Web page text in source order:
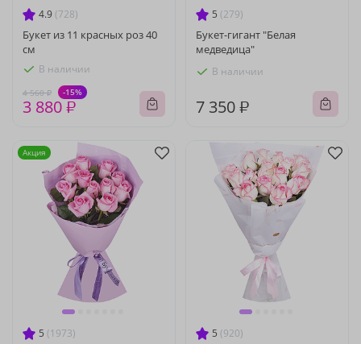
4.9 (728)
Букет из 11 красных роз 40
см
В наличии
4 560 ₽ -15%
3 880 ₽
5 (279)
Букет-гигант "Белая
медведица"
В наличии
7 350 ₽
5 (1973)
Акция
5 (920)